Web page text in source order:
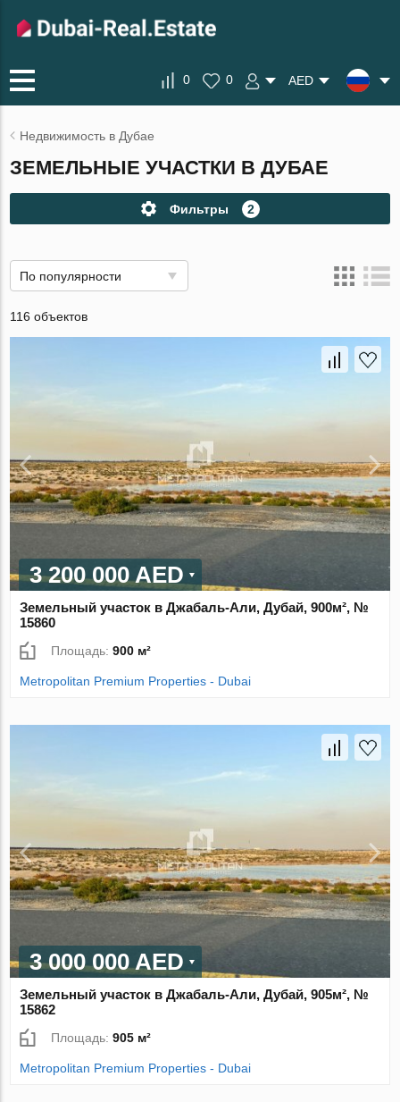
0 0 AED
Недвижимость в Дубае
ЗЕМЕЛЬНЫЕ УЧАСТКИ В ДУБАЕ
Фильтры 2
По популярности
116 объектов
3 200 000 AED
Земельный участок в Джабаль-Али, Дубай, 900м², №
15860
Площадь:900 м²
Metropolitan Premium Properties - Dubai
3 000 000 AED
Земельный участок в Джабаль-Али, Дубай, 905м², №
15862
Площадь:905 м²
Metropolitan Premium Properties - Dubai